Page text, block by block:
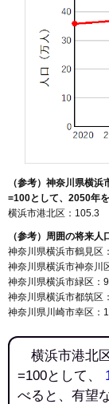
（参考）神奈川県横
=100として、2050年を
横浜市港北区：105.3
（参考）周囲の将来
神奈川県横浜市鶴見区
神奈川県横浜市神奈川
神奈川県横浜市緑区：
神奈川県横浜市都筑区
神奈川県川崎市幸区：
横浜市港北
=100として、
べると、有望